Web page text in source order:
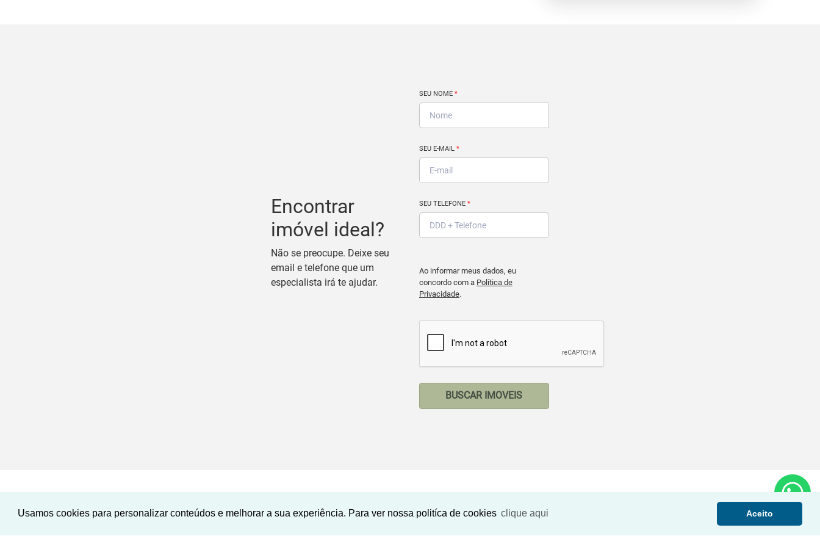
Usamos cookies para personalizar conteúdos e melhorar a sua experiência. Para ver nossa politíca de cookies clique aqui Aceito
Encontrar
imóvel ideal?
Não se preocupe. Deixe seu
email e telefone que um
especialista irá te ajudar.
SEU NOME *
SEU E-MAIL *
SEU TELEFONE *
Ao informar meus dados, eu
concordo com a Política de
Privacidade.
BUSCAR IMOVEIS
Imóveis Similares